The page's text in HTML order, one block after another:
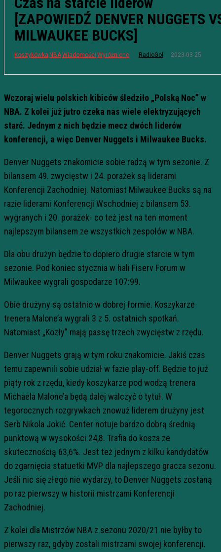
[ZAPOWIEDŹ DENVER NUGGETS
MILWAUKEE BUCKS]
Koszykówka NBAWiadomości Wyróżnione RadioGol 2023-03-25
Wczoraj wielu polskich kibiców śledziło „Polską Noc” w
NBA. Z kolei już jutro czeka nas wiele elektryzujących
starć. Jednym z nich będzie mecz dwóch liderów
konferencji, a więc Denver Nuggets i Milwaukee Bucks.
Denver Nuggets znakomicie sobie radzą w tym sezonie. Z
bilansem 49. zwycięstw i 24. porażek są liderami
Konferencji Zachodniej. Natomiast Milwaukee Bucks są na
razie liderami Konferencji Wschodniej z bilansem 53.
wygranych i 20. porażek- co też jest na ten moment
najlepszym bilansem ze wszystkich zespołów w NBA.
Dla obu drużyn będzie to dopiero drugie starcie w tym
sezonie. Pod koniec stycznia w hali Fiserv Forum w
Milwaukee wygrali gospodarze 107:99.
Obie drużyny są ostatnio w dobrej formie. Koszykarze
trenera Malone’a wygrali 3 z 5. ostatnich spotkań.
Natomiast „Kozły” mają passę trzech zwycięstw z rzędu.
Denver Nuggets grają w tym roku znakomicie. Jakiś czas
temu zapewnili sobie udział w fazie play-off. Będzie to już
piąty rok z rzędu, kiedy koszykarze pod wodzą trenera
Michaela Malone’a będą dalej walczyć o tytuł. W
tegorocznych rozgrywkach znowuż liderem drużyny jest
Serb Nikola Jokić. Center notuje bardzo dobrą średnią
punktową w wysokości 24,8. Trafia do kosza ze
skutecznością 63,6%. Jest też jednym z kilku kandydatów
do zgarnięcia statuetki MVP dla najlepszego gracza sezonu.
Jeśli nic się złego nie wydarzy, to Denver Nuggets zostaną
po raz pierwszy w historii mistrzami Konferencji
Zachodniej.
Z kolei dla Mistrzów NBA z sezonu 2020/21 nie byłby to
pierwszy raz, gdyby zostali mistrzami swojej konferencji.